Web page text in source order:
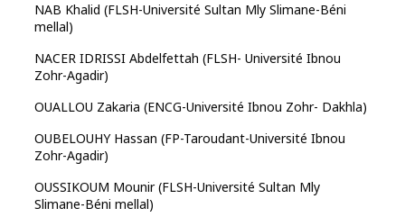
NAB Khalid (FLSH-Université Sultan Mly Slimane-Béni
mellal)
NACER IDRISSI Abdelfettah (FLSH- Université Ibnou
Zohr-Agadir)
OUALLOU Zakaria (ENCG-Université Ibnou Zohr- Dakhla)
OUBELOUHY Hassan (FP-Taroudant-Université Ibnou
Zohr-Agadir)
OUSSIKOUM Mounir (FLSH-Université Sultan Mly
Slimane-Béni mellal)